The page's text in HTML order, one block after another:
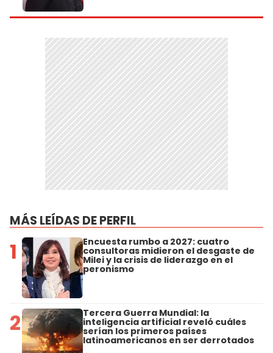
MÁS LEÍDAS DE PERFIL
1 Encuesta rumbo a 2027: cuatro
consultoras midieron el desgaste de
Milei y la crisis de liderazgo en el
peronismo
2 Tercera Guerra Mundial: la
inteligencia artificial reveló cuáles
serían los primeros países
latinoamericanos en ser derrotados